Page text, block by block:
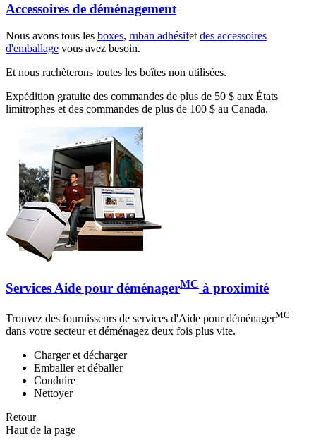
Accessoires de déménagement
Nous avons tous les boxes, ruban adhésifet des accessoires
d'emballage vous avez besoin.
Et nous rachèterons toutes les boîtes non utilisées.
Expédition gratuite des commandes de plus de 50 $ aux États
limitrophes et des commandes de plus de 100 $ au Canada.
Services Aide pour déménagerMC à proximité
Trouvez des fournisseurs de services d'Aide pour déménagerMC
dans votre secteur et déménagez deux fois plus vite.
Charger et décharger
Emballer et déballer
Conduire
Nettoyer
Retour
Haut de la page